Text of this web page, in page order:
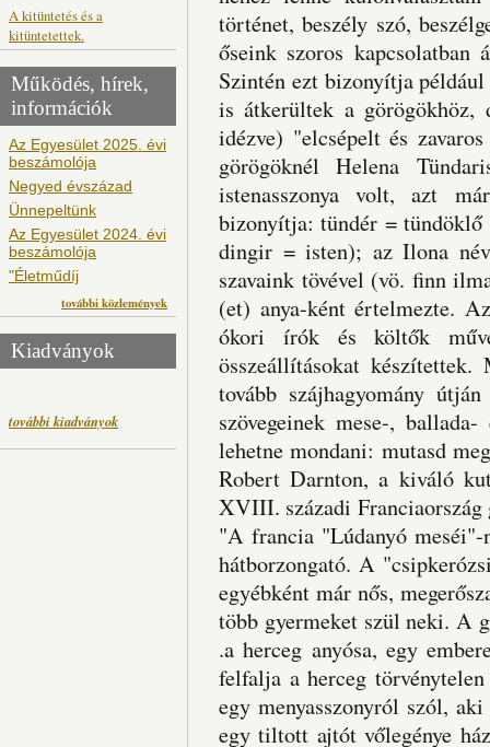
A kitüntetés és a
kitüntetettek.
Működés, hírek,
információk
Az Egyesület 2025. évi
beszámolója
Negyed évszázad
Ünnepeltünk
Az Egyesület 2024. évi
beszámolója
"Életműdíj
további közlemények
Kiadványok
további kiadványok
történet, beszély szó,
őseink szoros
Szintén ezt bizonyítja
is átkerültek a görögökhöz,
idézve) "elcsépelt és
görögöknél Helena
istenasszonya volt, azt
bizonyítja: tündér = tündöklő
dingir = isten); az Ilona
szavaink tövével (vö. finn
(et) anya-ként értelmezte.
ókori írók és költők
összeállításokat
tovább szájhagyomány
szövegeinek mese-,
lehetne mondani: mutasd
Robert Darnton, a kiváló
XVIII. századi
"A francia "Lúdanyó meséi"-
hátborzongató. A
egyébként már nős,
több gyermeket szül neki. A
.a herceg anyósa, egy
felfalja a herceg
egy menyasszonyról szól,
egy tiltott ajtót vőlegénye